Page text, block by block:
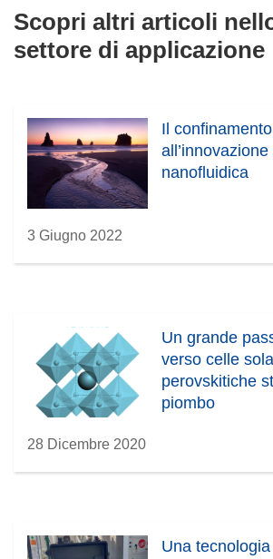
Scopri altri articoli
settore di applicazione
Il
nanofluidica
3 Giugno 2022
Un grande
verso celle
perovskitiche
piombo
28 Dicembre 2020
Una